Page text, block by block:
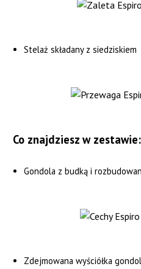
Stelaż składany z siedziskiem
Co znajdziesz w zestawie:
Gondola z budką i
Zdejmowana wyściółka